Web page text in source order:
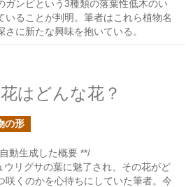
ガンピという3種類の落葉性低木のい
いることが判明。筆者はこれら植物名
に新たな興味を抱いている。
はどんな花？
の形
動生成した概要 **/
ウリグサの葉に魅了され、その花がど
咲くのかを心待ちにしていた筆者。今